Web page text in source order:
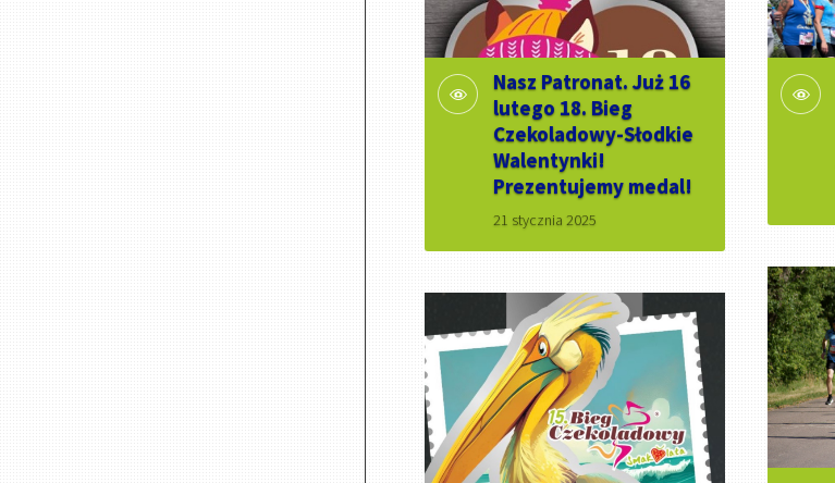
Nasz Patronat. Już 16
lutego 18. Bieg
Czekoladowy-Słodkie
Walentynki!
Prezentujemy medal!
21 stycznia 2025